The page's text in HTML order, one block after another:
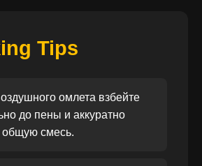
Tips
омлета взбейте
до пены и аккуратно
смесь.